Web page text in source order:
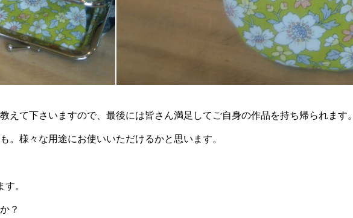
て下さいますので、最後には皆さん満足してご自身の作品を持ち帰られます。
。様々な用途にお使いいただけるかと思います。
。
？